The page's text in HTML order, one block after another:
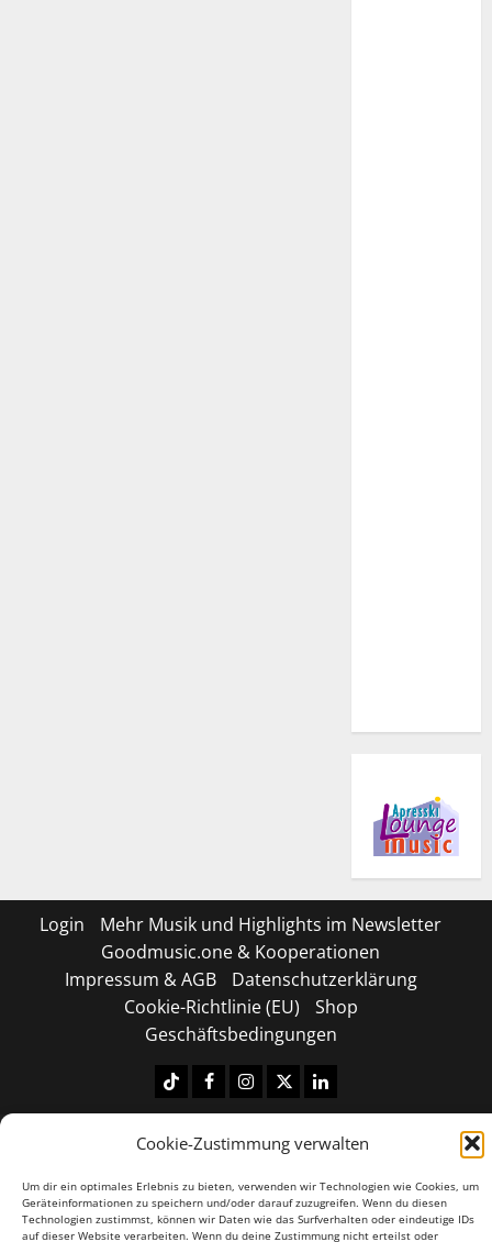
Cookie-Zustimmung verwalten
Um dir ein optimales Erlebnis zu bieten, verwenden wir Technologien wie Cookies, um
Geräteinformationen zu speichern und/oder darauf zuzugreifen. Wenn du diesen
Technologien zustimmst, können wir Daten wie das Surfverhalten oder eindeutige IDs
auf dieser Website verarbeiten. Wenn du deine Zustimmung nicht erteilst oder
Login
Mehr Musik und Highlights im Newsletter
Goodmusic.one & Kooperationen
Impressum & AGB
Datenschutzerklärung
Cookie-Richtlinie (EU)
Shop
Geschäftsbedingungen
TiktokFacebook
Instagram
X LinkedIN
Copyright © 2026 All rights reserved.|MoreNews
by